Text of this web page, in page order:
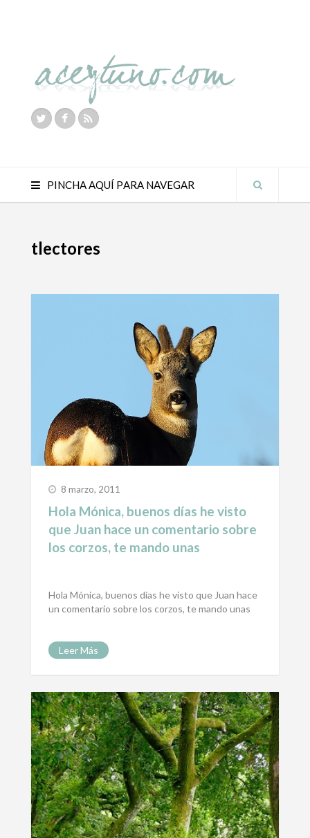
PINCHA AQUÍ PARA NAVEGAR
tlectores
8 marzo, 2011
Hola Mónica, buenos días he visto
que Juan hace un comentario sobre
los corzos, te mando unas
Hola Mónica, buenos días he visto que Juan hace
un comentario sobre los corzos, te mando unas
Leer Más